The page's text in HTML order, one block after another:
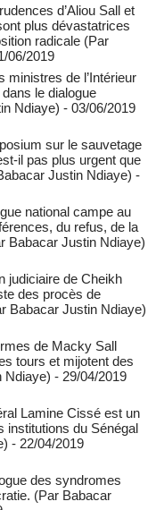
d’Aliou Sall et
plus dévastatrices
radicale (Par
06/2019
ministres de l’Intérieur
le dialogue
Ndiaye) - 03/06/2019
sur le sauvetage
il pas plus urgent que
Justin Ndiaye) -
national campe au
du refus, de la
Babacar Justin Ndiaye)
judiciaire de Cheikh
des procès de
Babacar Justin Ndiaye)
de Macky Sall
tours et mijotent des
Ndiaye) - 29/04/2019
Lamine Cissé est un
institutions du Sénégal
- 22/04/2019
des syndromes
(Par Babacar